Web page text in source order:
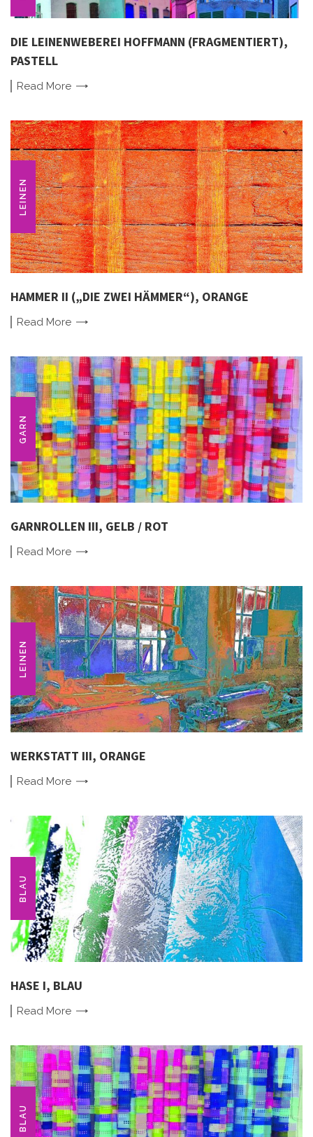
DIE LEINENWEBEREI HOFFMANN (FRAGMENTIERT),
PASTELL
Read More
LEINEN
HAMMER II („DIE ZWEI HÄMMER“), ORANGE
Read More
GARN
GARNROLLEN III, GELB / ROT
Read More
LEINEN
WERKSTATT III, ORANGE
Read More
BLAU
HASE I, BLAU
Read More
BLAU